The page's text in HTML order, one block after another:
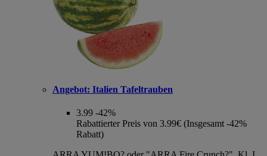
Angebot: Italien Tafeltrauben
3.99 -42%
Rabattierter Preis von 3.99€ (Insgesamt -42%
Rabatt)